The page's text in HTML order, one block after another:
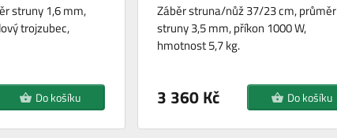
struny 1,6 mm,
trojzubec,
Do košíku
Záběr struna/nůž 37/23 cm, průměr
struny 3,5 mm, příkon 1000 W,
hmotnost 5,7 kg.
3 360 Kč Do košíku